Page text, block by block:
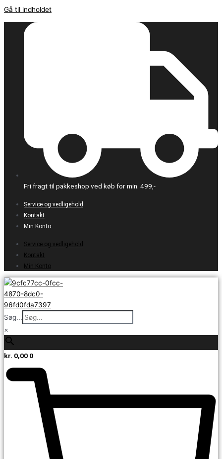
Gå til indholdet
Fri fragt til pakkeshop ved køb for min. 499,-
Service og vedligehold
Kontakt
Min Konto
Service og vedligehold
Kontakt
Min Konto
Søg...
×
kr. 0,00 0